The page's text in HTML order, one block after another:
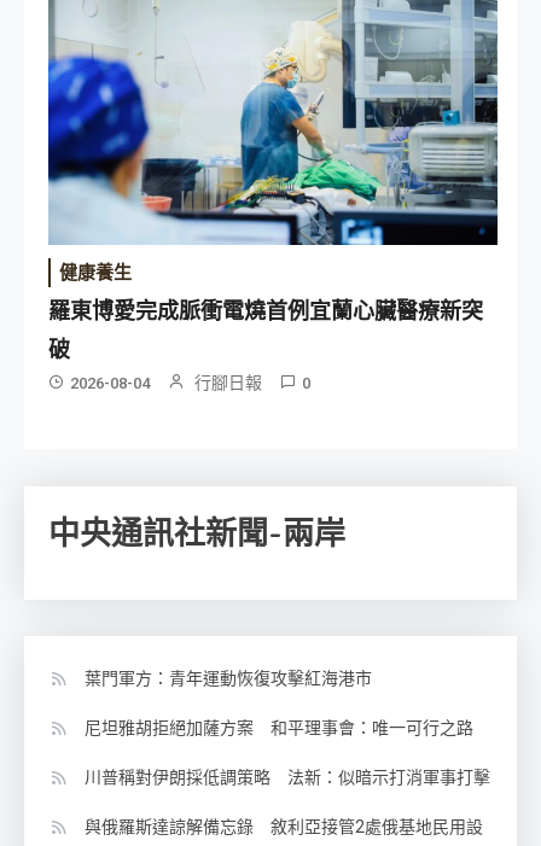
健康養生
羅東博愛完成脈衝電燒首例宜蘭心臟醫療新突
破
2026-08-04 行腳日報 0
中央通訊社新聞-兩岸
葉門軍方：青年運動恢復攻擊紅海港市
尼坦雅胡拒絕加薩方案 和平理事會：唯一可行之路
川普稱對伊朗採低調策略 法新：似暗示打消軍事打擊
與俄羅斯達諒解備忘錄 敘利亞接管2處俄基地民用設